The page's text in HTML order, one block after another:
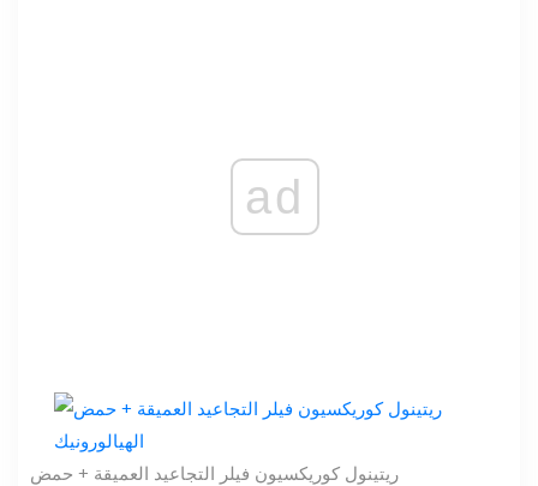
ad
ريتينول كوريكسيون فيلر التجاعيد العميقة + حمض